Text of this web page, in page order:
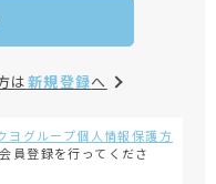
は新規登録へ
ヨグループ個人情報保護方
員登録を行ってくださ